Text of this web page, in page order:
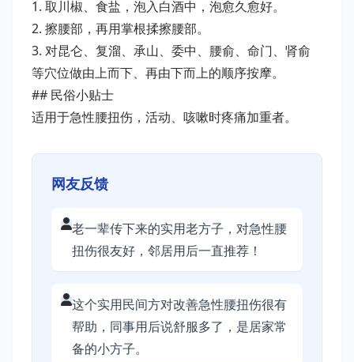
1. 取川椒、食盐，泡入白酒中，泡愈久愈好。
2. 擦腰部，再用掌根揉擦腰部。
3. 对昆仑、复溜、承山、委中、腰俞、命门、肾俞
等穴位做由上而下、再由下而上的顺序按摩。
## 民俗小贴士
适用于急性腰扭伤，活动、咳嗽时疼痛加重者。
网友反馈
老一辈传下来的实用老方子，对急性腰
扭伤很友好，邻居用后一直推荐！
这个实用民间方对改善急性腰扭伤很有
帮助，同事用后说舒服多了，是居家常
备的小方子。